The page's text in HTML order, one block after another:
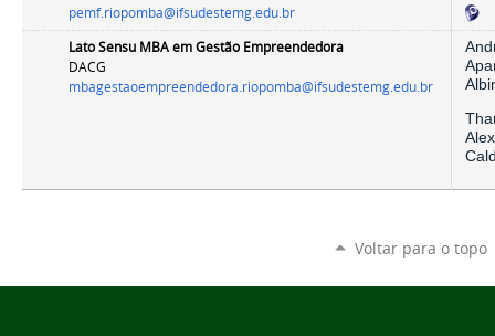
pemf.riopomba@ifsudestemg.edu.br
Lato Sensu MBA em Gestão Empreendedora
DACG
mbagestaoempreendedora.riopomba@ifsudestemg.edu.br
Voltar para o topo